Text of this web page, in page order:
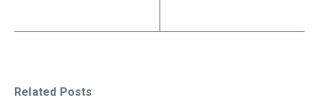
Related Posts